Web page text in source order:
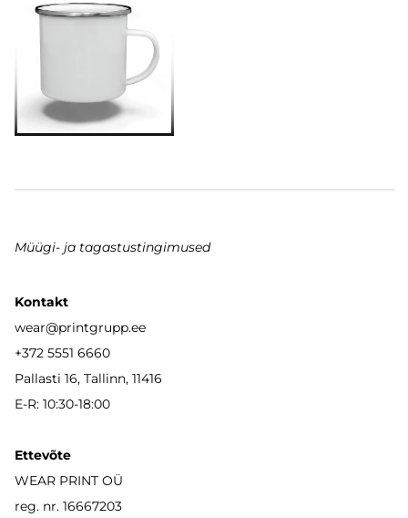
Müügi- ja tagastustingimused
Kontakt
wear@printgrupp.ee
+372 5551 6660
Pallasti 16, Tallinn, 11416
E-R: 10:30-18:00
Ettevõte
WEAR PRINT OÜ
reg. nr. 16667203